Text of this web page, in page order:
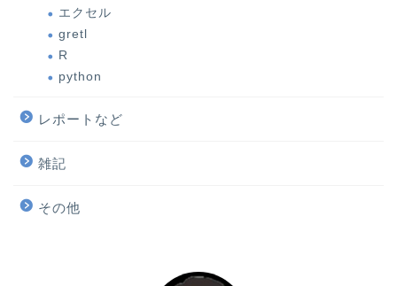
エクセル
gretl
R
python
レポートなど
雑記
その他